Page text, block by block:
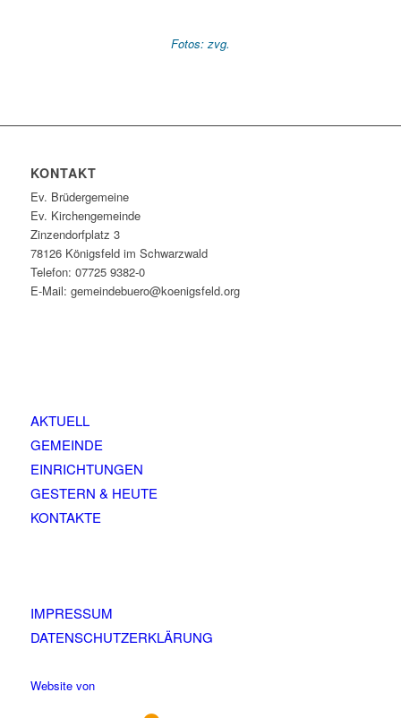
Fotos: zvg.
KONTAKT
Ev. Brüdergemeine
Ev. Kirchengemeinde
Zinzendorfplatz 3
78126 Königsfeld im Schwarzwald
Telefon: 07725 9382-0
E-Mail: gemeindebuero@koenigsfeld.org
AKTUELL
GEMEINDE
EINRICHTUNGEN
GESTERN & HEUTE
KONTAKTE
IMPRESSUM
DATENSCHUTZERKLÄRUNG
Website von